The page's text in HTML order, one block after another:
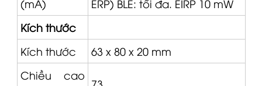
Kích thước
Kích thước
63 x 80 x 20 mm
Chiều cao
(mm)